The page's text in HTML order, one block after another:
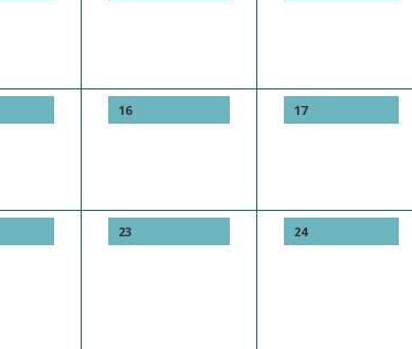
16 17
23 24